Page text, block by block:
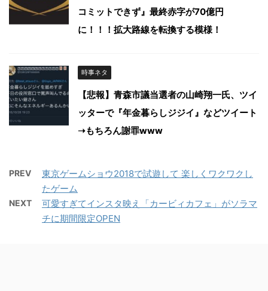
コミットできず』最終赤字が70億円
に！！！拡大路線を転換する模様！
時事ネタ
【悲報】青森市議当選者の山崎翔一氏、ツイ
ッターで『年金暮らしジジイ』などツイート
➝もちろん謝罪www
PREV
東京ゲームショウ2018で試遊して 楽しくワクワクし
たゲーム
NEXT
可愛すぎてインスタ映え「カービィカフェ」がソラマ
チに期間限定OPEN